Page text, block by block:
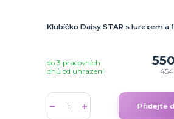
Klubíčko Daisy STAR s lurexem a
do 3 pracovních
dnů od uhrazení
Přidejte